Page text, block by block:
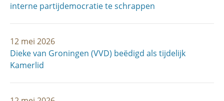
interne partijdemocratie te schrappen
12 mei 2026
Dieke van Groningen (VVD) beëdigd als tijdelijk
Kamerlid